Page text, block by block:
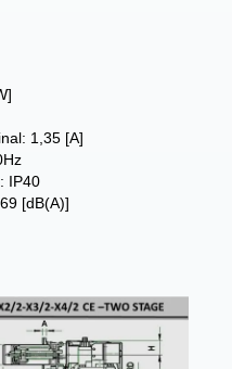
1,35 [A]
IP40
[dB(A)]